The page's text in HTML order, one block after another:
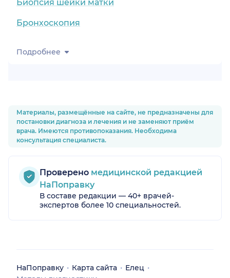
Биопсия шейки матки
Бронхоскопия
Подробнее
Материалы, размещённые на сайте, не предназначены для
постановки диагноза и лечения и не заменяют приём
врача. Имеются противопоказания. Необходима
консультация специалиста.
Проверено медицинской редакцией
НаПоправку
В составе редакции — 40+ врачей-
экспертов более 10 специальностей.
НаПоправку Карта сайта
Елец